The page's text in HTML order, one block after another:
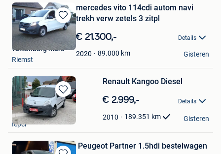
Bewaren
in
Mijn
Favorieten
mercedes vito 114cdi autom navi
trekh verw zetels 3 zitpl
€ 21.300,- Details
2020 89.000 km
valkenborg marc
Riemst
Gisteren
Bewaren
in
Mijn
Favorieten
Renault Kangoo Diesel
€ 2.999,- Details
2010 189.351 km
forrest
Ieper
Gisteren
Peugeot Partner 1.5hdi bestelwagen